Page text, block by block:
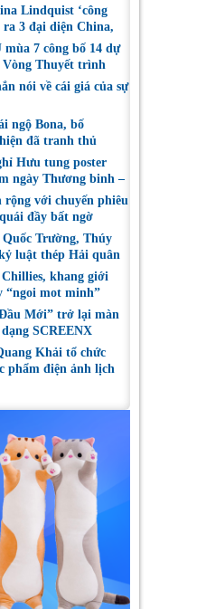
Lindquist ‘công
3 đại diện China,
7 công bố 14 dự
Vòng Thuyết trình
nói về cái giá của sự
ngộ Bona, bố
đã tranh thủ
Hưu tung poster
ngày Thương binh –
với chuyến phiêu
đầy bất ngờ
Quốc Trường, Thúy
luật thép Hải quân
Chillies, khang giới
“ngoi mot minh”
Mới” trở lại màn
SCREENX
Khải tổ chức
phẩm điện ảnh lịch